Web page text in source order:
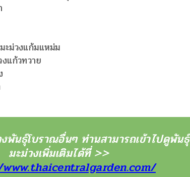
ะม่วงแก้มแหม่ม
แก้วทวาย
พันธุ์โบราณอื่นๆ ท่านสามารถเข้าไปดูพันธุ์
มะม่วงเพิ่มเติมได้ที่ >>